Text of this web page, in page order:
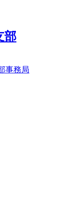
事務局